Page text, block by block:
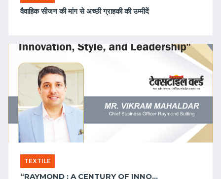
वैवाहिक सीजन की मांग से अच्छी ग्राहकी की उम्मीदें
TEXTILE
“RAYMOND : A CENTURY OF INNOVATION, STYLE, AND LEADERSHIP”